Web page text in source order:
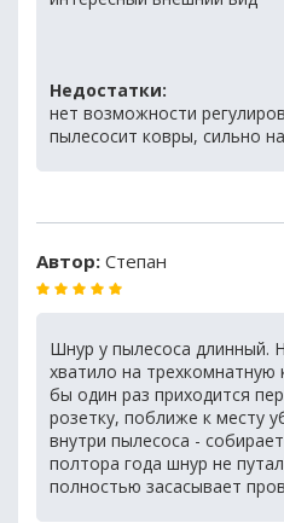
Недостатки:
нет возможности
пылесосит ковры, сильно
Автор: Степан
Шнур у пылесоса длинный.
хватило на трехкомнатную
бы один раз приходится
розетку, поближе к месту
внутри пылесоса -
полтора года шнур не
полностью засасывает